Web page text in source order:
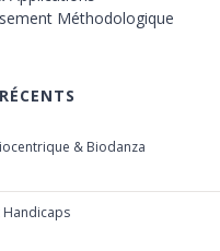
Méthodologique
& Biodanza